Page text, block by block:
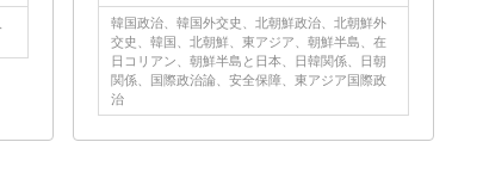
韓国政治、韓国外交史、北朝鮮政治、北朝鮮外
交史、韓国、北朝鮮、東アジア、朝鮮半島、在
日コリアン、朝鮮半島と日本、日韓関係、日朝
関係、国際政治論、安全保障、東アジア国際政
治